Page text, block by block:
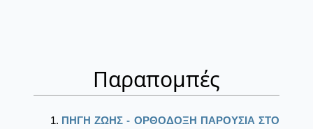
Παραπομπές
ΠΗΓΗ ΖΩΗΣ - ΟΡΘΟΔΟΞΗ ΠΑΡΟΥΣΙΑ ΣΤΟ